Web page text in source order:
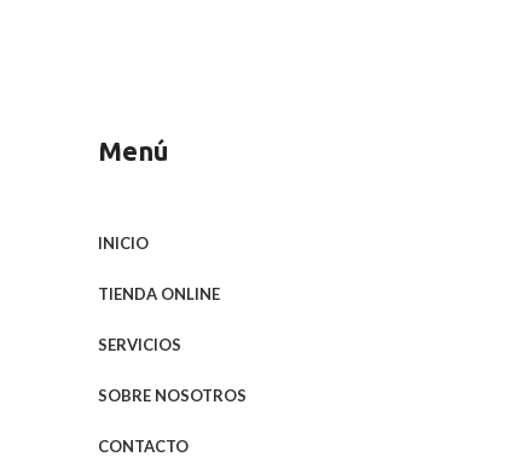
Menú
INICIO
TIENDA ONLINE
SERVICIOS
SOBRE NOSOTROS
CONTACTO